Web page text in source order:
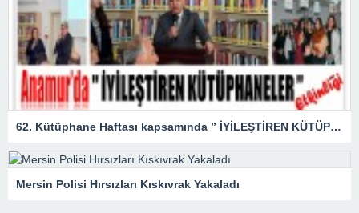
62. Kütüphane Haftası kapsamında ” İYİLEŞTİREN KÜTÜPHANELER ” etkinliği düzenlendi.
Mersin Polisi Hırsızları Kıskıvrak Yakaladı